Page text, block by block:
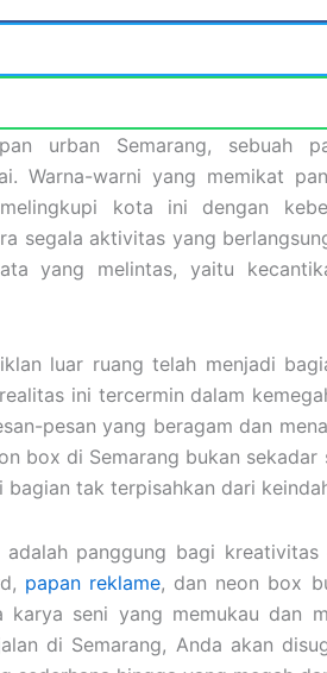
urban Semarang, sebuah
Warna-warni yang memikat
kota ini dengan
segala aktivitas yang
yang melintas, yaitu
luar ruang telah menjadi
ini tercermin dalam
pesan yang beragam dan
box di Semarang bukan sekadar
tak terpisahkan dari
panggung bagi
papan reklame, dan neon box
karya seni yang memukau dan
di Semarang, Anda akan